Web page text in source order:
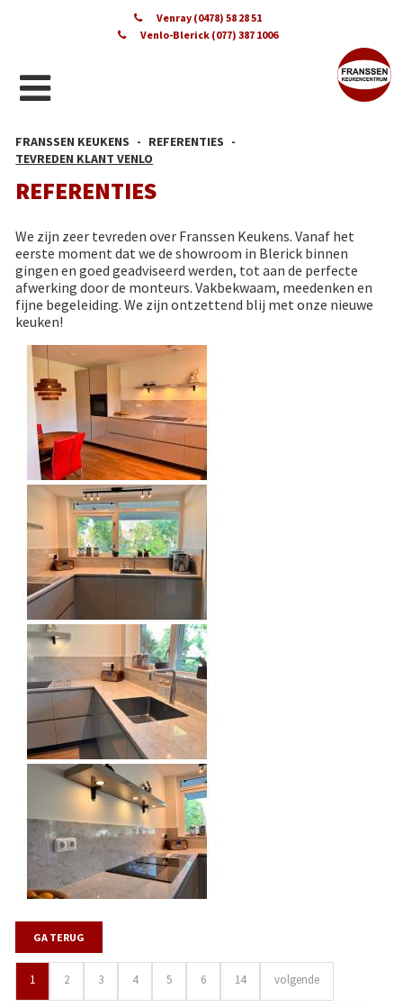
Venray (0478) 58 28 51
Venlo-Blerick (077) 387 1006
FRANSSEN KEUKENS
REFERENTIES
TEVREDEN KLANT VENLO
REFERENTIES
We zijn zeer tevreden over Franssen Keukens. Vanaf het
eerste moment dat we de showroom in Blerick binnen
gingen en goed geadviseerd werden, tot aan de perfecte
afwerking door de monteurs. Vakbekwaam, meedenken en
fijne begeleiding. We zijn ontzettend blij met onze nieuwe
keuken!
GA TERUG
1 2 3 4 5 6 14 volgende